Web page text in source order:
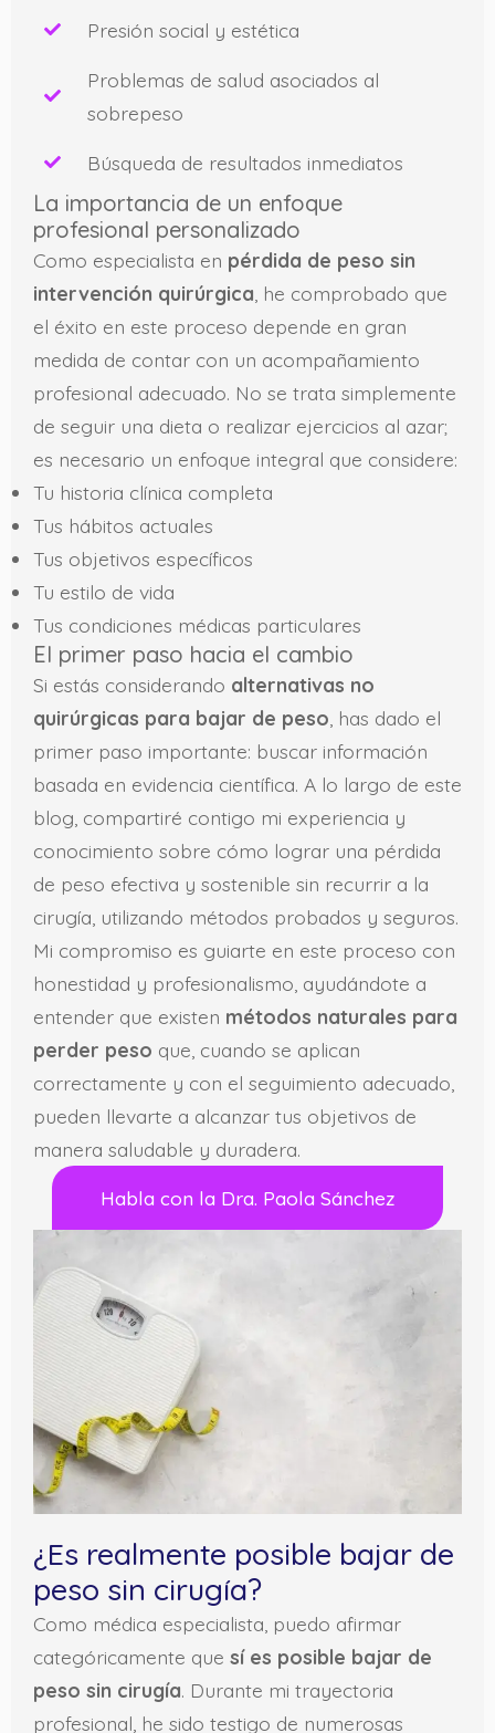
Presión social y estética
Problemas de salud asociados al
sobrepeso
Búsqueda de resultados inmediatos
La importancia de un enfoque
profesional personalizado
Como especialista en pérdida de peso sin
intervención quirúrgica , he comprobado que
el éxito en este proceso depende en gran
medida de contar con un acompañamiento
profesional adecuado. No se trata simplemente
de seguir una dieta o realizar ejercicios al azar;
es necesario un enfoque integral que considere:
Tu historia clínica completa
Tus hábitos actuales
Tus objetivos específicos
Tu estilo de vida
Tus condiciones médicas particulares
El primer paso hacia el cambio
Si estás considerando alternativas no
quirúrgicas para bajar de peso , has dado el
primer paso importante: buscar información
basada en evidencia científica. A lo largo de este
blog, compartiré contigo mi experiencia y
conocimiento sobre cómo lograr una pérdida
de peso efectiva y sostenible sin recurrir a la
cirugía, utilizando métodos probados y seguros.
Mi compromiso es guiarte en este proceso con
honestidad y profesionalismo, ayudándote a
entender que existen métodos naturales para
perder peso que, cuando se aplican
correctamente y con el seguimiento adecuado,
pueden llevarte a alcanzar tus objetivos de
manera saludable y duradera.
Habla con la Dra. Paola Sánchez
¿Es realmente posible bajar de
peso sin cirugía?
Como médica especialista, puedo afirmar
categóricamente que sí es posible bajar de
peso sin cirugía. Durante mi trayectoria
profesional, he sido testigo de numerosas